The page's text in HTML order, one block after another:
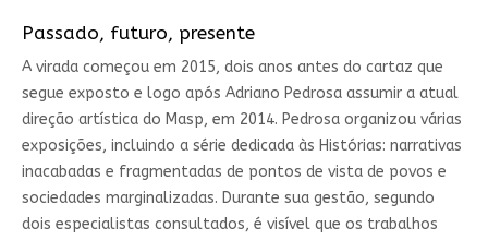
Passado, futuro, presente
A virada começou em 2015, dois anos antes do cartaz que
segue exposto e logo após Adriano Pedrosa assumir a atual
direção artística do Masp, em 2014. Pedrosa organizou várias
exposições, incluindo a série dedicada às Histórias: narrativas
inacabadas e fragmentadas de pontos de vista de povos e
sociedades marginalizadas. Durante sua gestão, segundo
dois especialistas consultados, é visível que os trabalhos